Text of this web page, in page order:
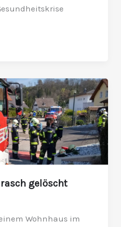
gelöscht
Wohnhaus im